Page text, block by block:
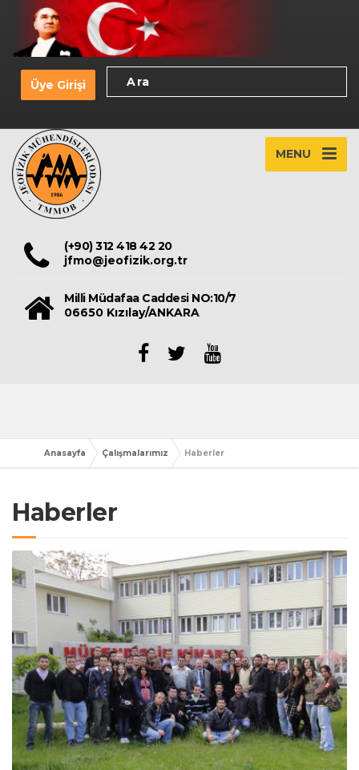
Üye Girişi
MENU
(+90) 312 418 42 20
jfmo@jeofizik.org.tr
Milli Müdafaa Caddesi NO:10/7
06650 Kızılay/ANKARA
Anasayfa Çalışmalarımız Haberler
Haberler